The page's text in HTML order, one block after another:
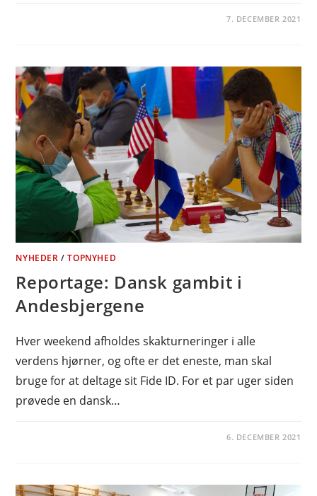
7. DECEMBER 2021
NYHEDER /TOPNYHED
Reportage: Dansk gambit i
Andesbjergene
Hver weekend afholdes skakturneringer i alle
verdens hjørner, og ofte er det eneste, man skal
bruge for at deltage sit Fide ID. For et par uger siden
prøvede en dansk…
6. DECEMBER 2021